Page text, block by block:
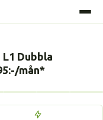
Dubbla
mån*